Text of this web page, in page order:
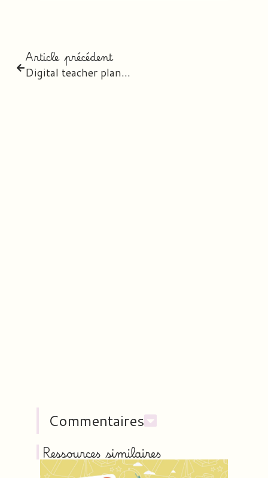
Article précédent
Digital teacher planner 2020-2021
Commentaires
Ressources similaires